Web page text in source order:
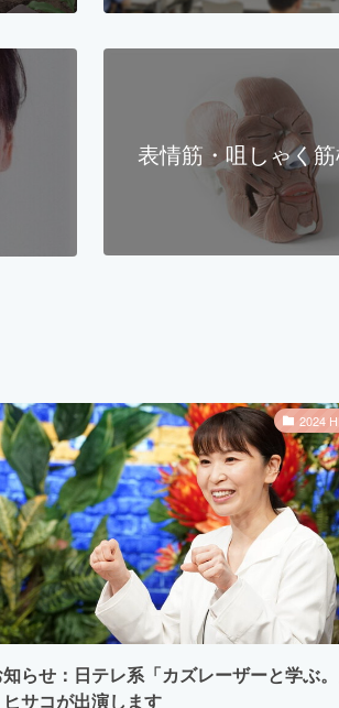
表情筋・咀しゃく
2024
らせ：日テレ系「カズレーザーと学ぶ
ヒサコが出演します